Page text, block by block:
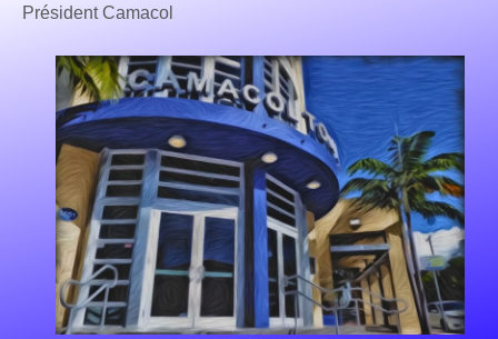
Président Camacol